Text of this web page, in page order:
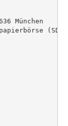
München